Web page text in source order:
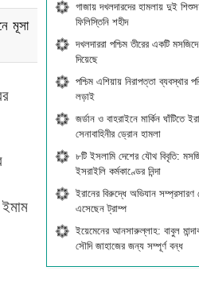
মূসা
গাজায় দখলদারদের হামলায় দুই
ফিলিস্তিনি শহীদ
দখলদাররা পশ্চিম তীরের একটি
দিয়েছে
পশ্চিম এশিয়ায় নিরাপত্তা ব্যবস্থার
লড়াই
জর্ডান ও বাহরাইনে মার্কিন ঘাঁটিতে
সেনাবাহিনীর ড্রোন হামলা
৮টি ইসলামি দেশের যৌথ বিবৃতি:
ইসরাইলি কর্মকাণ্ডের নিন্দা
ইরানের বিরুদ্ধে অভিযান সম্প্রসারণ
এসেছেন ট্রাম্প
ইয়েমেনের আনসারুল্লাহ: বাবুল
সৌদি জাহাজের জন্য সম্পূর্ণ বন্ধ